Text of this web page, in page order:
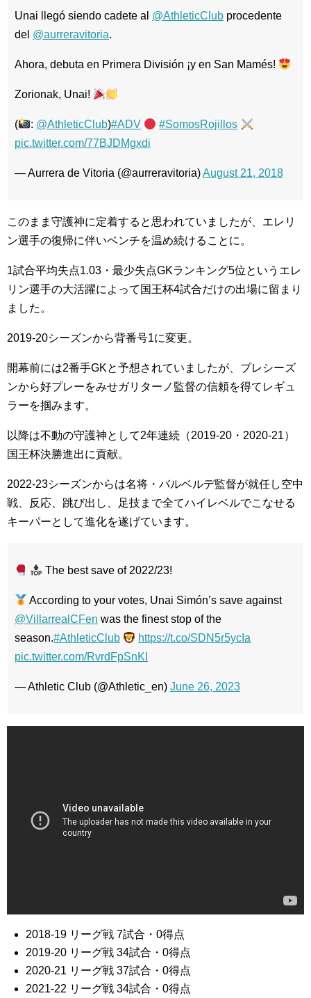
Unai llegó siendo cadete al @AthleticClub procedente
del @aurreravitoria.
Ahora, debuta en Primera División ¡y en San Mamés!
Zorionak, Unai!
( : @AthleticClub)#ADV
#SomosRojillos
pic.twitter.com/77BJDMgxdi
— Aurrera de Vitoria (@aurreravitoria)August 21, 2018
このまま守護神に定着すると思われていましたが、エレリ
ン選手の復帰に伴いベンチを温め続けることに。
1試合平均失点1.03・最少失点GKランキング5位というエレ
リン選手の大活躍によって国王杯4試合だけの出場に留まり
ました。
2019-20シーズンから背番号1に変更。
開幕前には2番手GKと予想されていましたが、プレシーズ
ンから好プレーをみせガリターノ監督の信頼を得てレギュ
ラーを掴みます。
以降は不動の守護神として2年連続（2019-20・2020-21）
国王杯決勝進出に貢献。
2022-23シーズンからは名将・バルベルデ監督が就任し空中
戦、反応、跳び出し、足技まで全てハイレベルでこなせる
キーパーとして進化を遂げています。
The best save of 2022/23!
According to your votes, Unai Simón’s save against
@VillarrealCFen was the finest stop of the
season.#AthleticClub
https://t.co/SDN5r5ycIa
pic.twitter.com/RvrdFpSnKI
— Athletic Club (@Athletic_en) June 26, 2023
2018-19 リーグ戦 7試合・0得点
2019-20 リーグ戦 34試合・0得点
2020-21 リーグ戦 37試合・0得点
2021-22 リーグ戦 34試合・0得点